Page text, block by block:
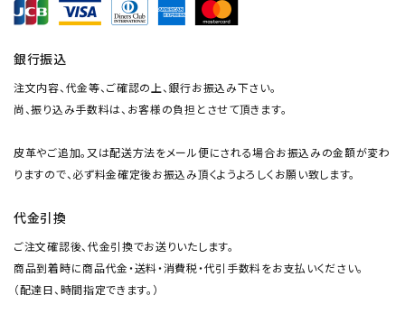
銀行振込
注文内容、代金等、ご確認の上、銀行お振込み下さい。
尚、振り込み手数料は、お客様の負担とさせて頂きます。
皮革やご追加。又は配送方法をメール便にされる場合お振込みの金額が変わ
りますので、必ず料金確定後お振込み頂くようよろしくお願い致します。
代金引換
ご注文確認後、代金引換でお送りいたします。
商品到着時に商品代金・送料・消費税・代引手数料をお支払いください。
（配達日、時間指定できます。）